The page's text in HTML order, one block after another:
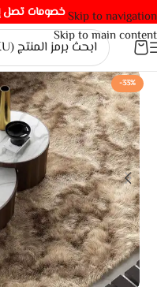
Skip to navigation
Skip to main content
خصومات تصل إلى 70% +
-33%